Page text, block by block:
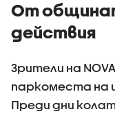
От
действия
Зрители на
паркоместа на
Преди дни